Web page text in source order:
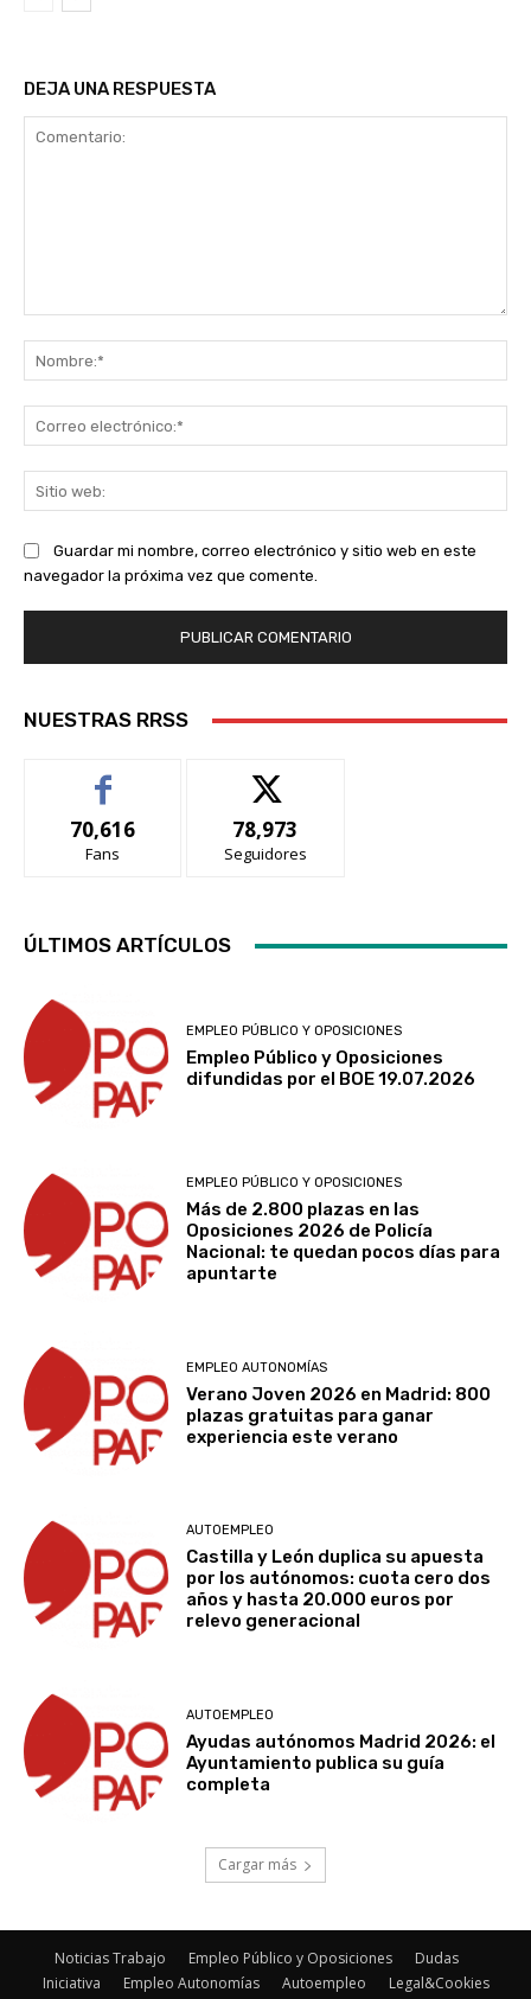
DEJA UNA RESPUESTA
Guardar mi nombre, correo electrónico y sitio web en este
navegador la próxima vez que comente.
NUESTRAS RRSS
70,616
Fans
78,973
Seguidores
ÚLTIMOS ARTÍCULOS
EMPLEO PÚBLICO Y OPOSICIONES
Empleo Público y Oposiciones
difundidas por el BOE 19.07.2026
EMPLEO PÚBLICO Y OPOSICIONES
Más de 2.800 plazas en las
Oposiciones 2026 de Policía
Nacional: te quedan pocos días para
apuntarte
EMPLEO AUTONOMÍAS
Verano Joven 2026 en Madrid: 800
plazas gratuitas para ganar
experiencia este verano
AUTOEMPLEO
Castilla y León duplica su apuesta
por los autónomos: cuota cero dos
años y hasta 20.000 euros por
relevo generacional
AUTOEMPLEO
Ayudas autónomos Madrid 2026: el
Ayuntamiento publica su guía
completa
Cargar más
Noticias Trabajo Empleo Público y Oposiciones
Dudas
Iniciativa
Empleo Autonomías Autoempleo Legal&Cookies